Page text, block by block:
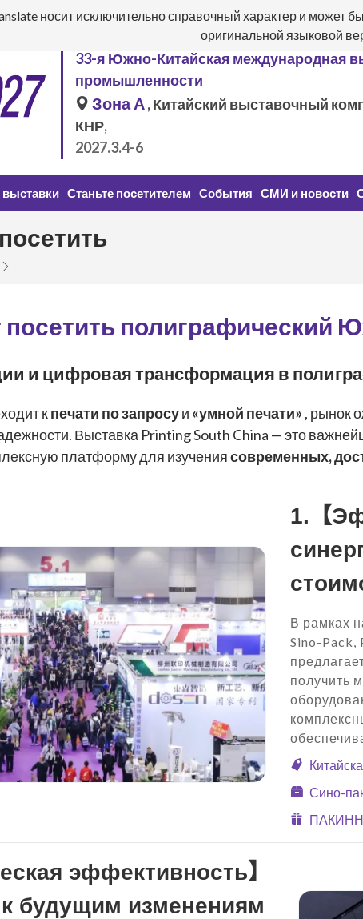
носит исключительно справочный характер и может
оригинальной языковой
33-я Южно-Китайская международная
промышленности
Зона А, Китайский выставочный
КНР,
2027.3.4-6
выставки Станьте посетителем События СМИ и новости
посетить полиграфический
и цифровая трансформация в
кпечати по запросуи «умной печати» , рынок
Выставка Printing South China — это
платформу для изучениясовременных,
1.【
В рамках
Sino-Pack,
получить
Сино-
эффективность】
к будущим изменениям